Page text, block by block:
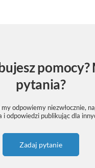
pomocy?
pytania?
odpowiemy niezwłocznie,
i odpowiedzi publikując dla
Zadaj pytanie